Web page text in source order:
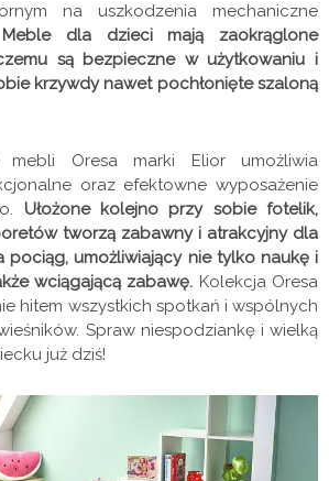
na uszkodzenia mechaniczne
Meble dla dzieci mają zaokrąglone
są bezpieczne w użytkowaniu i
krzywdy nawet pochłonięte szaloną
mebli Oresa marki Elior umożliwia
oraz efektowne wyposażenie
Ułożone kolejno przy sobie fotelik,
tworzą zabawny i atrakcyjny dla
pociąg, umożliwiający nie tylko naukę i
wciągającą zabawę. Kolekcja Oresa
hitem wszystkich spotkań i wspólnych
Spraw niespodziankę i wielką
już dziś!